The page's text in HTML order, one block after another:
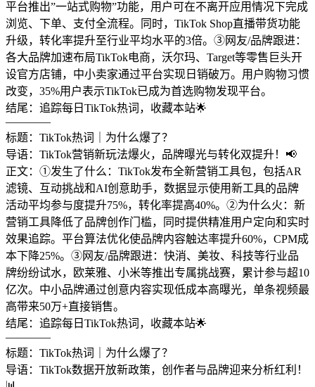
平台推出”一站式购物”功能，用户可在不离开应用情况下完成
浏览、下单、支付全流程。同时，TikTok Shop直播带货功能
升级，转化率提升至行业平均水平的3倍。③网友/品牌跟进：
各大品牌加速布局TikTok电商，沃尔玛、Target等零售巨头开
设官方店铺，中小卖家通过平台实现日销破万。用户购物习惯
改变，35%用户表示TikTok已成为首选购物发现平台。
结尾：追踪每日TikTok热词，收藏本站🌟
————
标题：TikTok热词｜为什么爆了？
导语：TikTok营销新玩法爆火，品牌曝光与转化双提升！📢
正文：①发生了什么：TikTok发布全新营销工具包，包括AR
滤镜、互动挑战和AI创意助手，数据显示使用新工具的品牌
活动平均参与度提升75%，转化率提高40%。②为什么火：新
营销工具降低了品牌创作门槛，同时提供精准用户定向和实时
效果追踪。平台算法优化使品牌内容触达率提升60%，CPM成
本下降25%。③网友/品牌跟进：快消、美妆、科技等行业品
牌纷纷试水，欧莱雅、小米等推出专属挑战赛，累计参与超10
亿次。中小品牌通过创意内容实现低成本高曝光，单条视频最
高带来50万+直接销售。
结尾：追踪每日TikTok热词，收藏本站🌟
————
标题：TikTok热词｜为什么爆了？
导语：TikTok数据开放新政策，创作者与品牌迎来分析红利！